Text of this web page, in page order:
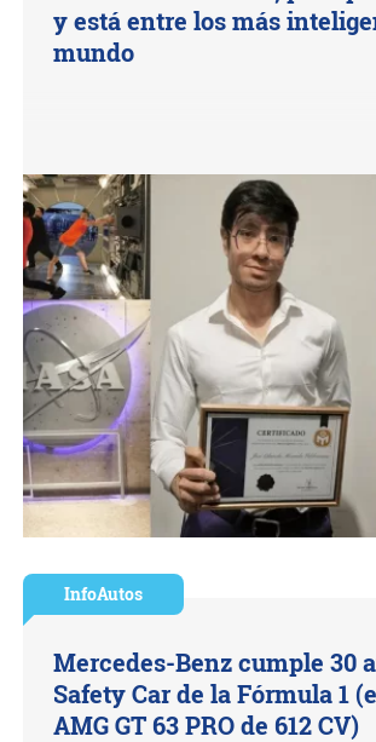
y está entre los más
mundo
InfoAutos
Mercedes-Benz cumple 30
Safety Car de la Fórmula 1
AMG GT 63 PRO de 612 CV)